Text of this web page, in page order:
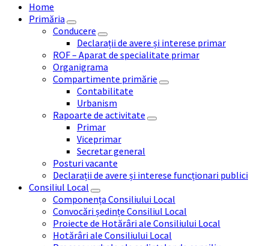
Home
Primăria
Conducere
Declarații de avere și interese primar
ROF – Aparat de specialitate primar
Organigrama
Compartimente primărie
Contabilitate
Urbanism
Rapoarte de activitate
Primar
Viceprimar
Secretar general
Posturi vacante
Declarații de avere și interese funcționari publici
Consiliul Local
Componența Consiliului Local
Convocări ședințe Consiliul Local
Proiecte de Hotărâri ale Consiliului Local
Hotărâri ale Consiliului Local